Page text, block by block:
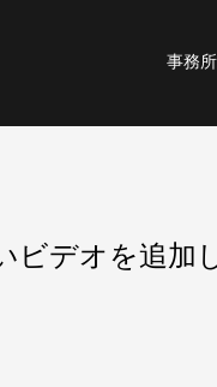
事務
ビデオを追加